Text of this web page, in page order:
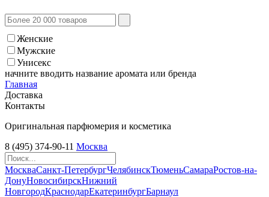
Женские
Мужские
Унисекс
начните вводить название аромата или бренда
Главная
Доставка
Контакты
Оригинальная парфюмерия и косметика
8 (495) 374-90-11 Москва
МоскваСанкт-ПетербургЧелябинскТюменьСамараРостов-на-
ДонуНовосибирскНижний
НовгородКраснодарЕкатеринбургБарнаул